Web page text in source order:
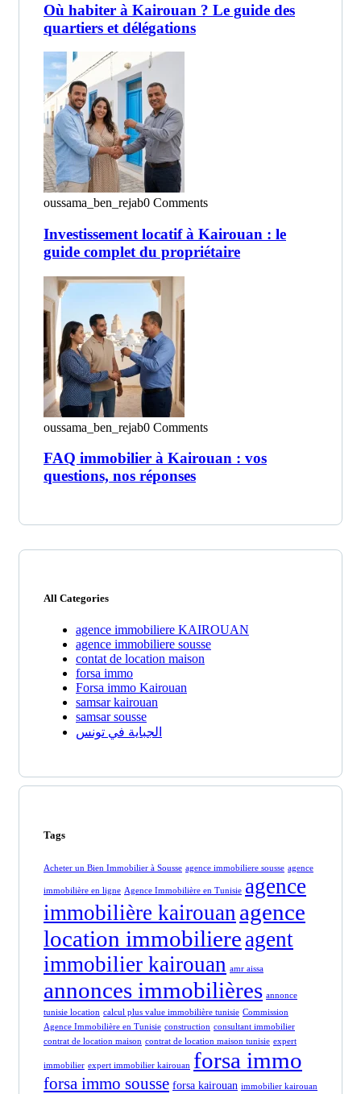
Où habiter à Kairouan ? Le guide des
quartiers et délégations
oussama_ben_rejab0 Comments
Investissement locatif à Kairouan : le
guide complet du propriétaire
oussama_ben_rejab0 Comments
FAQ immobilier à Kairouan : vos
questions, nos réponses
All Categories
agence immobiliere KAIROUAN
agence immobiliere sousse
contat de location maison
forsa immo
Forsa immo Kairouan
samsar kairouan
samsar sousse
الجباية في تونس
Tags
Acheter un Bien Immobilier à Sousse agence immobiliere sousse agence
immobilière en ligne Agence Immobilière en Tunisie agence
immobilière kairouan agence
location immobiliere agent
immobilier kairouan amr aissa
annonces immobilières annonce
tunisie location calcul plus value immobilière tunisie Commission
Agence Immobilière en Tunisie construction consultant immobilier
contrat de location maison contrat de location maison tunisie expert
immobilier expert immobilier kairouan forsa immo
forsa immo sousse forsa kairouan immobilier kairouan